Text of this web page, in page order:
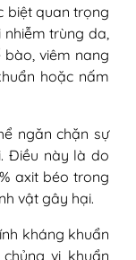
biệt quan trọng
trùng da,
viêm nang
hoặc nấm
ngăn chặn sự
Điều này là do
axit béo trong
vật gây hại.
kháng khuẩn
vi khuẩn